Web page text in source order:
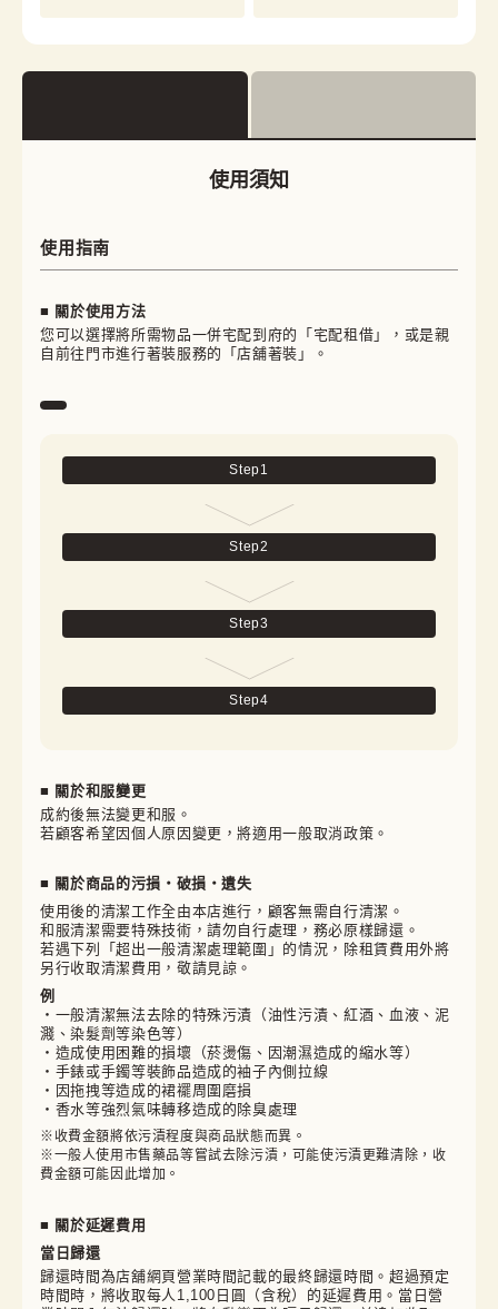
使用須知
使用指南
■ 關於使用方法
您可以選擇將所需物品一併宅配到府的「宅配租借」，或是親
自前往門市進行著裝服務的「店舖著裝」。
Step1
Step2
Step3
Step4
■ 關於和服變更
成約後無法變更和服。
若顧客希望因個人原因變更，將適用一般取消政策。
■ 關於商品的污損・破損・遺失
使用後的清潔工作全由本店進行，顧客無需自行清潔。
和服清潔需要特殊技術，請勿自行處理，務必原樣歸還。
若遇下列「超出一般清潔處理範圍」的情況，除租賃費用外將
另行收取清潔費用，敬請見諒。
例
・一般清潔無法去除的特殊污漬（油性污漬、紅酒、血液、泥
濺、染髮劑等染色等）
・造成使用困難的損壞（菸燙傷、因潮濕造成的縮水等）
・手錶或手鐲等裝飾品造成的袖子內側拉線
・因拖拽等造成的裙襬周圍磨損
・香水等強烈氣味轉移造成的除臭處理
※收費金額將依污漬程度與商品狀態而異。
※一般人使用市售藥品等嘗試去除污漬，可能使污漬更難清除，收
費金額可能因此增加。
■ 關於延遲費用
當日歸還
歸還時間為店舖網頁營業時間記載的最終歸還時間。超過預定
時間時，將收取每人1,100日圓（含稅）的延遲費用。當日營